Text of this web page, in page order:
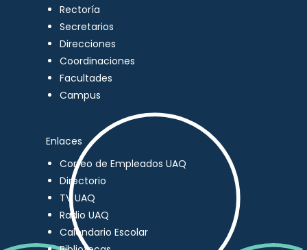
Rectoría
Secretarios
Direcciones
Coordinaciones
Facultades
Campus
Enlaces
Correo de Empleados UAQ
Directorio
TV UAQ
Radio UAQ
Calendario Escolar